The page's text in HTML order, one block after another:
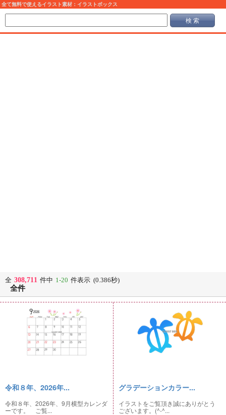
全て無料で使えるイラスト素材：イラストボックス
検 索
全 308,711 件中 1-20 件表示 (0.386秒)
全件
令和８年、2026年...
令和８年、2026年、9月横型カレンダ
ーです。 ご覧...
グラデーションカラー...
イラストをご覧頂き誠にありがとう
ございます。(^-^...